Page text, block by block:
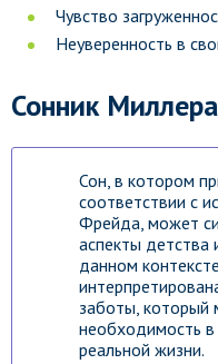
Чувство
Неуверенность в
Сонник Миллера
Сон, в котором
соответствии с
Фрейда, может
аспекты детства
данном
заботы, который
необходимость
реальной жизни.